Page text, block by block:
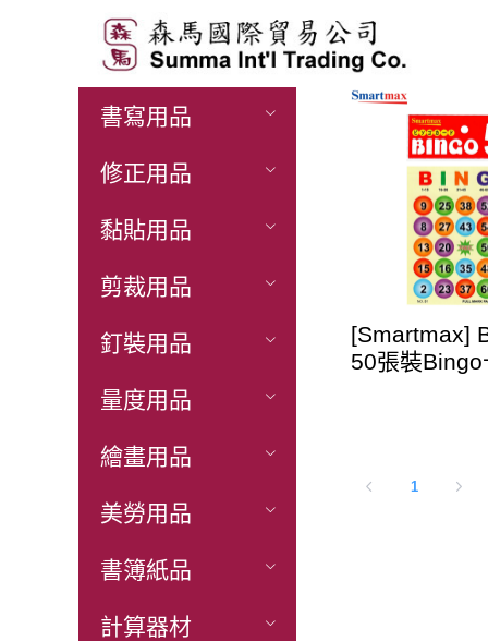
書寫用品
修正用品
黏貼用品
剪裁用品
釘裝用品
量度用品
繪畫用品
美勞用品
書簿紙品
計算器材
[Smartmax]
50張裝Bingo
1